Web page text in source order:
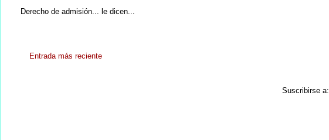
Derecho de admisión... le dicen...
Entrada más reciente
Suscribirse a: